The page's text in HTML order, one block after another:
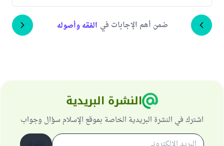
ضمن أهم الإجابات في الفقه وأصوله
النشرة البريدية
اشترك في النشرة البريدية الخاصة بموقع الإسلام سؤال وجواب